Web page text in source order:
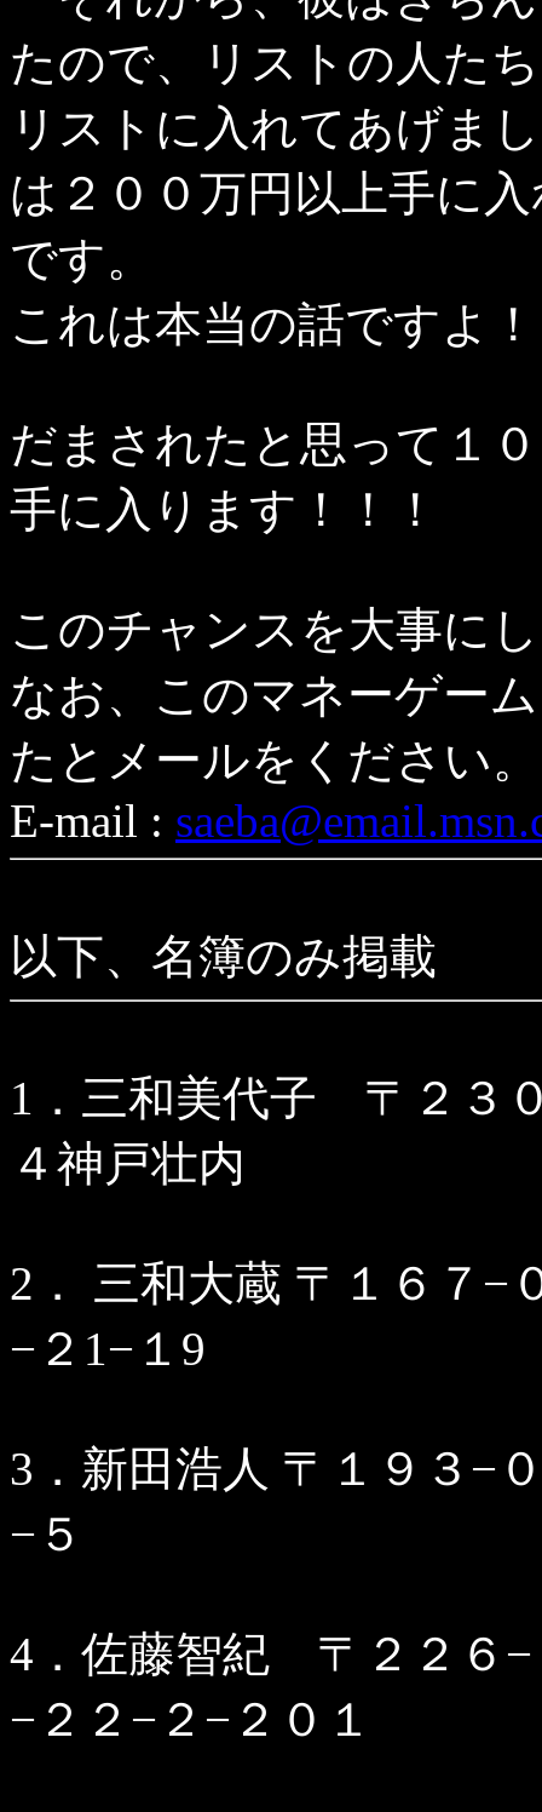
たので、リストの人た
リストに入れてあげま
は２００万円以上手に
です。
これは本当の話ですよ
だまされたと思って１
手に入ります！！！
このチャンスを大事に
なお、このマネーゲー
たとメールをください。
E-mail :
以下、名簿のみ掲載
1．三和美代子 〒２３
４神戸壮内
2． 三和大蔵 〒１６７−
−２1−１9
3．新田浩人 〒１９３−
−５
4．佐藤智紀 〒２２６−
−２２−２−２０１